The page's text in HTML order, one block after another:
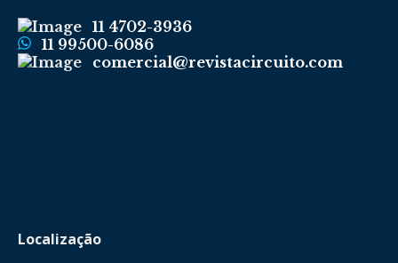
11 4702-3936
11 99500-6086
comercial@revistacircuito.com
Localização